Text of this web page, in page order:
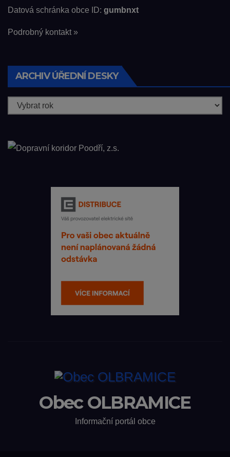
Datová schránka obce ID: gumbnxt
Podrobný kontakt »
ARCHIV ÚŘEDNÍ DESKY
Obec OLBRAMICE
Informační portál obce